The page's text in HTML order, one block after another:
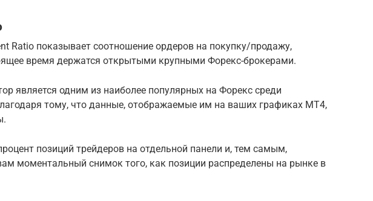
Ratio показывает соотношение ордеров на покупку/продажу,
время держатся открытыми крупными Форекс-брокерами.
является одним из наиболее популярных на Форекс среди
тому, что данные, отображаемые им на ваших графиках MT4,
позиций трейдеров на отдельной панели и, тем самым,
моментальный снимок того, как позиции распределены на рынке в